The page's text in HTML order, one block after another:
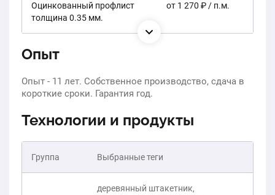
Оцинкованный профлист
толщина 0.35 мм.
от 1 270 ₽ / п.м.
Опыт
Опыт - 11 лет. Собственное производство, сдача в
короткие сроки. Гарантия год.
Технологии и продукты
Группа Выбранные теги
деревянный штакетник,